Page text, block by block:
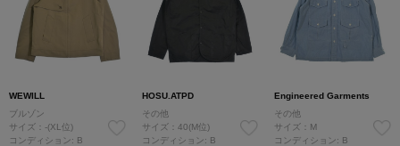
WEWILL
ブルゾン
サイズ：-(XL位)
コンディション: B
HOSU.ATPD
その他
サイズ：40(M位)
コンディション: B
Engineered Garments
その他
サイズ：M
コンディション: B